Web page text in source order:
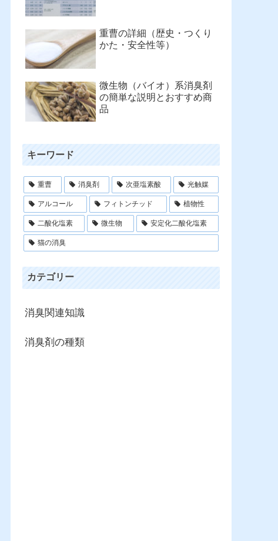
重曹の詳細（歴史・つくり
かた・安全性等）
微生物（バイオ）系消臭剤
の簡単な説明とおすすめ商
品
キーワード
重曹 消臭剤 次亜塩素酸 光触媒
アルコール フィトンチッド 植物性
二酸化塩素 微生物 安定化二酸化塩素
猫の消臭
カテゴリー
消臭関連知識
消臭剤の種類